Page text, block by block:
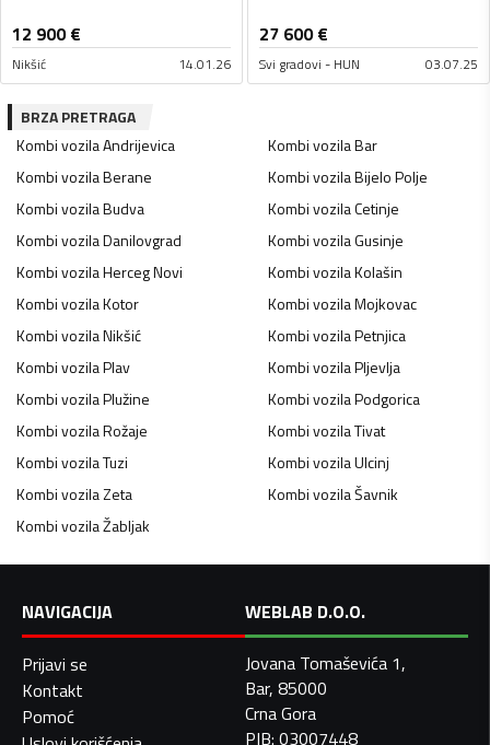
12 900€
Nikšić 14.01.26
27 600€
Svi gradovi - HUN 03.07.25
BRZA PRETRAGA
Kombi vozilaAndrijevica Kombi vozilaBar
Kombi vozilaBerane Kombi vozilaBijelo Polje
Kombi vozilaBudva Kombi vozilaCetinje
Kombi vozilaDanilovgrad Kombi vozilaGusinje
Kombi vozilaHerceg Novi Kombi vozilaKolašin
Kombi vozilaKotor Kombi vozilaMojkovac
Kombi vozilaNikšić Kombi vozilaPetnjica
Kombi vozilaPlav Kombi vozilaPljevlja
Kombi vozilaPlužine Kombi vozilaPodgorica
Kombi vozilaRožaje Kombi vozilaTivat
Kombi vozilaTuzi Kombi vozilaUlcinj
Kombi vozilaZeta Kombi vozilaŠavnik
Kombi vozilaŽabljak
NAVIGACIJA
Prijavi se
Kontakt
Pomoć
WEBLAB D.O.O.
Jovana Tomaševića 1,
Bar, 85000
Crna Gora
PIB: 03007448